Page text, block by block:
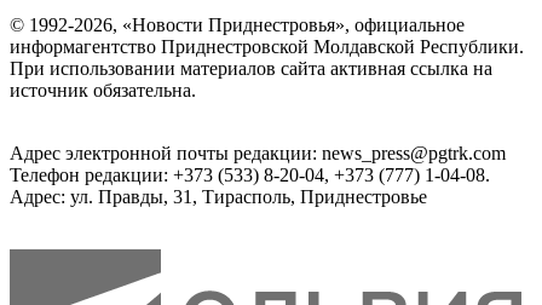
© 1992-2026, «Новости Приднестровья», официальное
информагентство Приднестровской Молдавской Республики.
При использовании материалов сайта активная ссылка на
источник обязательна.
Адрес электронной почты редакции: news_press@pgtrk.com
Телефон редакции: +373 (533) 8-20-04, +373 (777) 1-04-08.
Адрес: ул. Правды, 31, Тирасполь, Приднестровье